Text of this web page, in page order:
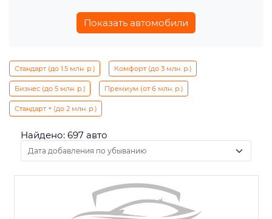
Показать автомобили
Стандарт (до 1.5 млн. р.) Комфорт (до 3 млн. р.)
Бизнес (до 5 млн. р.) Премиум (от 6 млн. р.)
Стандарт + (до 2 млн. р.)
Найдено: 697 авто